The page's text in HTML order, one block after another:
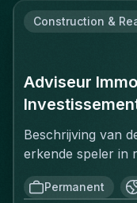
Construction &
Adviseur
Beschrijving van
erkende speler in
wikkeling, zoekt
gespecialiseerd in
Permanent